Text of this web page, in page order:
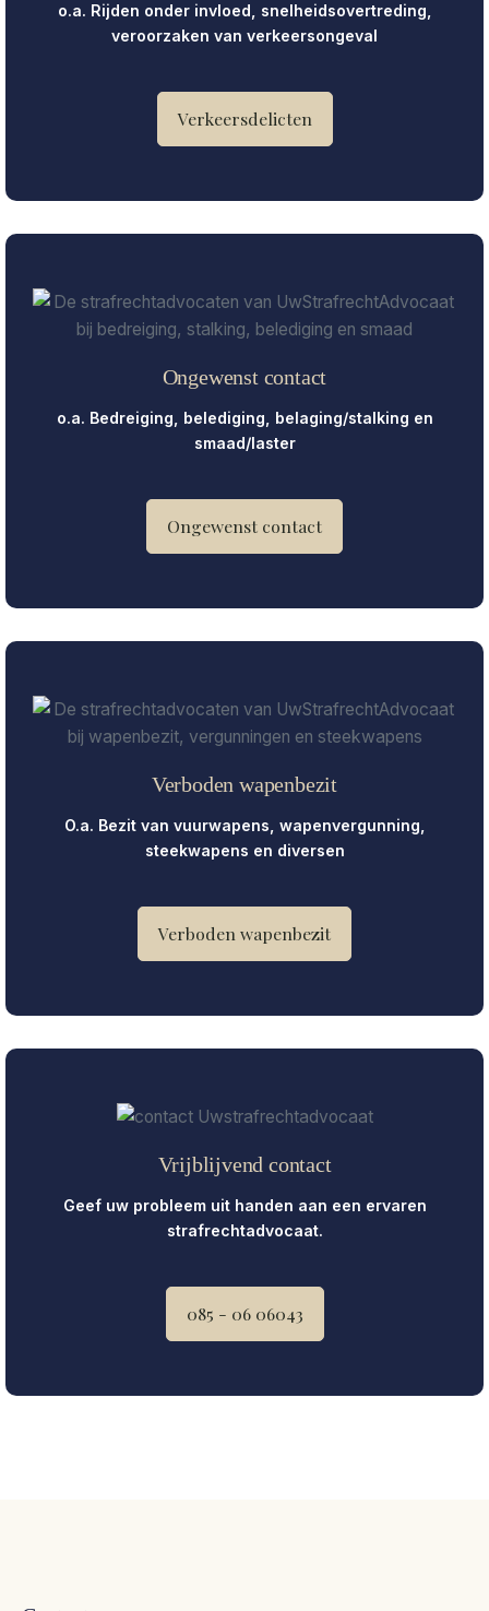
o.a. Rijden onder invloed, snelheidsovertreding,
veroorzaken van verkeersongeval
Verkeersdelicten
Ongewenst contact
o.a. Bedreiging, belediging, belaging/stalking en
smaad/laster
Ongewenst contact
Verboden wapenbezit
O.a. Bezit van vuurwapens, wapenvergunning,
steekwapens en diversen
Verboden wapenbezit
Vrijblijvend contact
Geef uw probleem uit handen aan een ervaren
strafrechtadvocaat.
085 - 06 06043